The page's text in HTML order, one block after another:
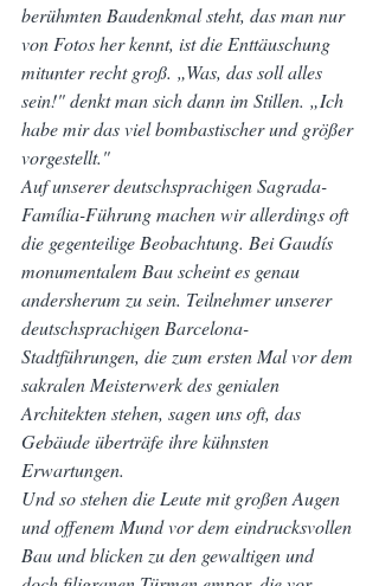
berühmten Baudenkmal steht, das man nur
von Fotos her kennt, ist die Enttäuschung
mitunter recht groß. „Was, das soll alles
sein!" denkt man sich dann im Stillen. „Ich
habe mir das viel bombastischer und größer
vorgestellt."
Auf unserer deutschsprachigen Sagrada-
Família-Führung machen wir allerdings oft
die gegenteilige Beobachtung. Bei Gaudís
monumentalem Bau scheint es genau
andersherum zu sein. Teilnehmer unserer
deutschsprachigen Barcelona-
Stadtführungen, die zum ersten Mal vor dem
sakralen Meisterwerk des genialen
Architekten stehen, sagen uns oft, das
Gebäude überträfe ihre kühnsten
Erwartungen.
Und so stehen die Leute mit großen Augen
und offenem Mund vor dem eindrucksvollen
Bau und blicken zu den gewaltigen und